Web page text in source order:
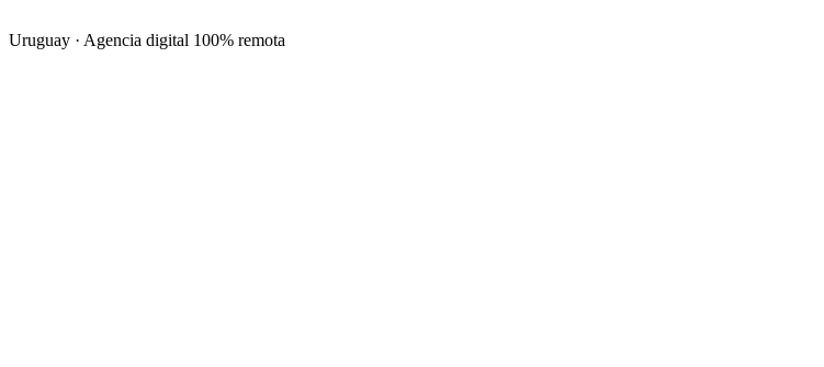
Uruguay · Agencia digital 100% remota